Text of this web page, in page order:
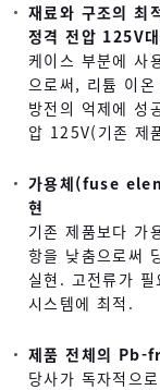
재료와 구조의 최
정격 전압 125V
케이스 부분에 사
으로써, 리튬 이
방전의 억제에 성
압 125V(기존 제
가용체(fuse
현
기존 제품보다
항을 낮춤으로써
실현. 고전류가
시스템에 최적.
제품 전체의 Pb-
당사가 독자적으